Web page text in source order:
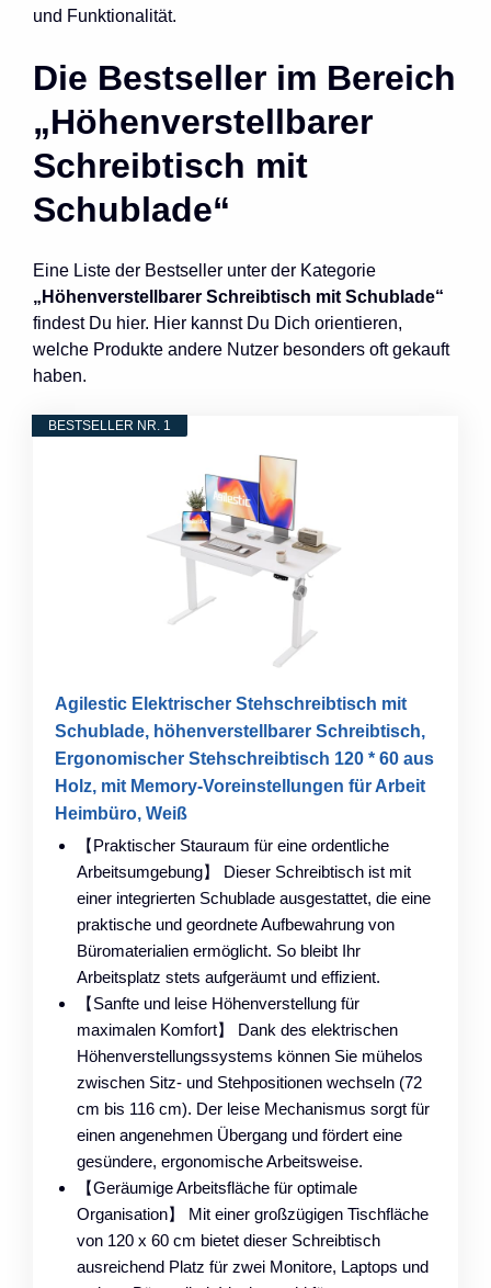
und Funktionalität.
Die Bestseller im Bereich
„Höhenverstellbarer
Schreibtisch mit
Schublade“
Eine Liste der Bestseller unter der Kategorie
„Höhenverstellbarer Schreibtisch mit Schublade“
findest Du hier. Hier kannst Du Dich orientieren,
welche Produkte andere Nutzer besonders oft gekauft
haben.
BESTSELLER NR. 1
Agilestic Elektrischer Stehschreibtisch mit
Schublade, höhenverstellbarer Schreibtisch,
Ergonomischer Stehschreibtisch 120 * 60 aus
Holz, mit Memory-Voreinstellungen für Arbeit
Heimbüro, Weiß
【Praktischer Stauraum für eine ordentliche
Arbeitsumgebung】 Dieser Schreibtisch ist mit
einer integrierten Schublade ausgestattet, die eine
praktische und geordnete Aufbewahrung von
Büromaterialien ermöglicht. So bleibt Ihr
Arbeitsplatz stets aufgeräumt und effizient.
【Sanfte und leise Höhenverstellung für
maximalen Komfort】 Dank des elektrischen
Höhenverstellungssystems können Sie mühelos
zwischen Sitz- und Stehpositionen wechseln (72
cm bis 116 cm). Der leise Mechanismus sorgt für
einen angenehmen Übergang und fördert eine
gesündere, ergonomische Arbeitsweise.
【Geräumige Arbeitsfläche für optimale
Organisation】 Mit einer großzügigen Tischfläche
von 120 x 60 cm bietet dieser Schreibtisch
ausreichend Platz für zwei Monitore, Laptops und